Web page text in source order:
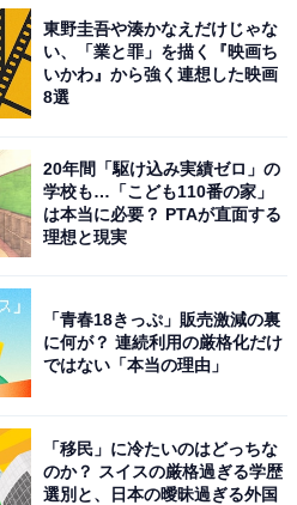
にもユーグレナ入り調味オイ
しさと健康」を追求した商品
ウト、デリバリー、フード
外
東野圭吾や湊かなえだけじゃな
い、「業と罪」を描く『映画ち
いかわ』から強く連想した映画
8選
20年間「駆け込み実績ゼロ」の
学校も…「こども110番の家」
は本当に必要？ PTAが直面する
理想と現実
「青春18きっぷ」販売激減の裏
に何が？ 連続利用の厳格化だけ
ではない「本当の理由」
「移民」に冷たいのはどっちな
のか？ スイスの厳格過ぎる学歴
選別と、日本の曖昧過ぎる外国